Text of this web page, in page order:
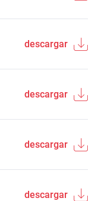
descargar
descargar
descargar
descargar